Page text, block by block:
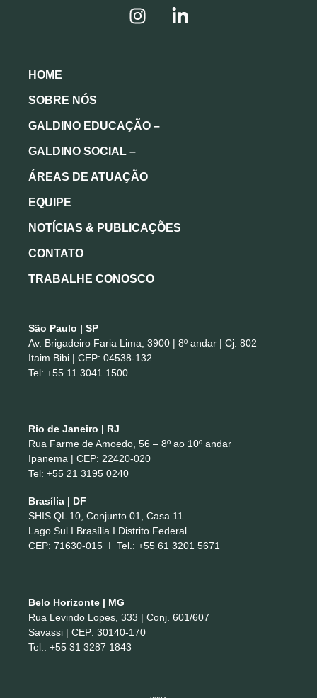
HOME
SOBRE NÓS
GALDINO EDUCAÇÃO –
GALDINO SOCIAL –
ÁREAS DE ATUAÇÃO
EQUIPE
NOTÍCIAS & PUBLICAÇÕES
CONTATO
TRABALHE CONOSCO
São Paulo | SP
Av. Brigadeiro Faria Lima, 3900 | 8º andar | Cj. 802
Itaim Bibi | CEP: 04538-132
Tel: +55 11 3041 1500
Rio de Janeiro | RJ
Rua Farme de Amoedo, 56 – 8º ao 10º andar
Ipanema | CEP: 22420-020
Tel: +55 21 3195 0240
Brasília | DF
SHIS QL 10, Conjunto 01, Casa 11
Lago Sul I Brasília I Distrito Federal
CEP: 71630-015 I Tel.: +55 61 3201 5671
Belo Horizonte | MG
Rua Levindo Lopes, 333 | Conj. 601/607
Savassi | CEP: 30140-170
Tel.: +55 31 3287 1843